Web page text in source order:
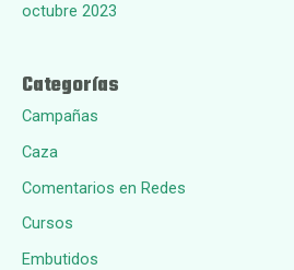
octubre 2023
Categorías
Campañas
Caza
Comentarios en Redes
Cursos
Embutidos